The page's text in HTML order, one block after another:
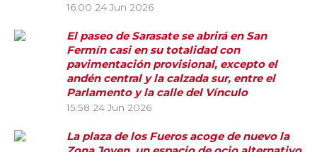
16:00 24 Jun 2026
El paseo de Sarasate se abrirá en San
Fermín casi en su totalidad con
pavimentación provisional, excepto el
andén central y la calzada sur, entre el
Parlamento y la calle del Vínculo
15:58 24 Jun 2026
La plaza de los Fueros acoge de nuevo la